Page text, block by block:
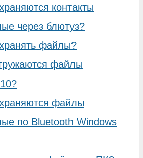
контакты
через блютуз?
файлы?
файлы
файлы
по Bluetooth Windows